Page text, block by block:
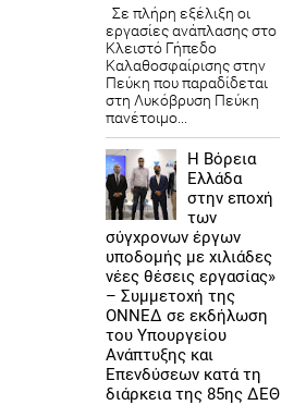
Σε πλήρη εξέλιξη οι
εργασίες ανάπλασης στο
Κλειστό Γήπεδο
Καλαθοσφαίρισης στην
Πεύκη που παραδίδεται
στη Λυκόβρυση Πεύκη
πανέτοιμο...
Η Βόρεια
Ελλάδα
στην εποχή
των
σύγχρονων έργων
υποδομής με χιλιάδες
νέες θέσεις εργασίας»
– Συμμετοχή της
ΟΝΝΕΔ σε εκδήλωση
του Υπουργείου
Ανάπτυξης και
Επενδύσεων κατά τη
διάρκεια της 85ης ΔΕΘ